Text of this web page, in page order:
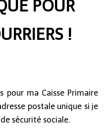
POUR
!
pour ma Caisse Primaire
postale unique si je
sécurité sociale.